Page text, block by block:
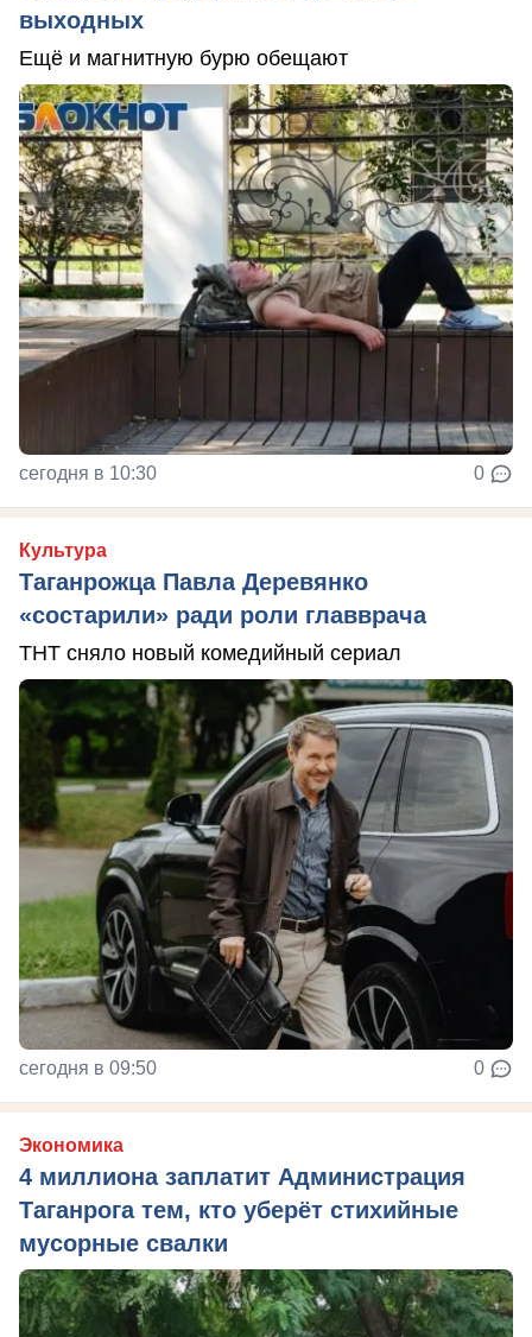
выходных
Ещё и магнитную бурю обещают
сегодня в 10:30 0
Культура
Таганрожца Павла Деревянко
«состарили» ради роли главврача
ТНТ сняло новый комедийный сериал
сегодня в 09:50 0
Экономика
4 миллиона заплатит Администрация
Таганрога тем, кто уберёт стихийные
мусорные свалки